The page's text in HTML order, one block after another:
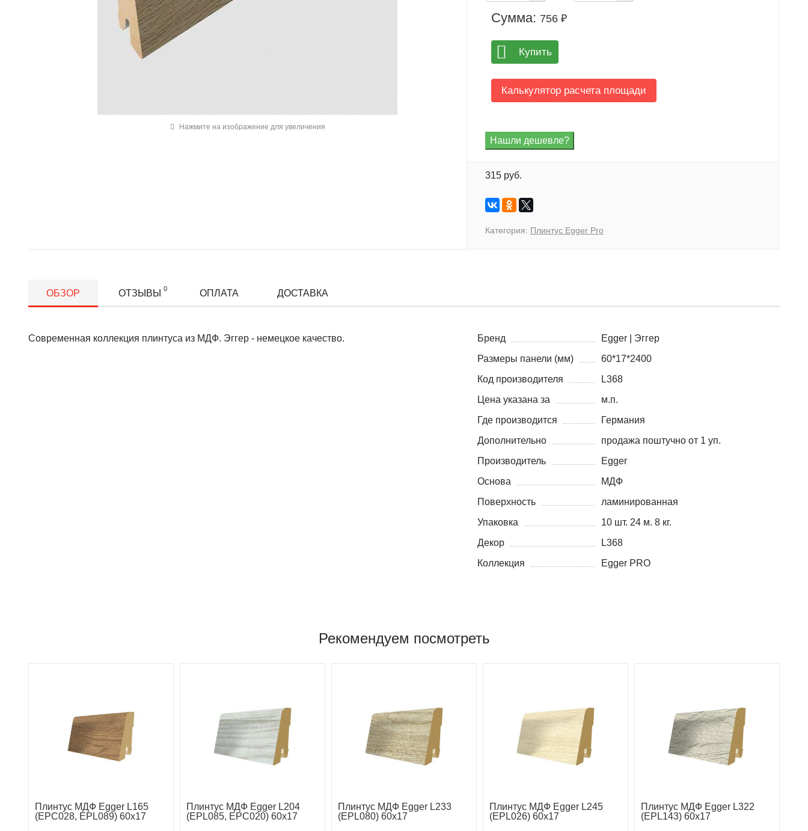
Нажмите на изображение для увеличения
Сумма: 756 ₽
Купить
Калькулятор расчета площади
315 руб.
Категория: Плинтус Egger Pro
ОБЗОР ОТЗЫВЫ 0 ОПЛАТА ДОСТАВКА
Современная коллекция плинтуса из МДФ. Эггер - немецкое качество. Бренд
Egger | Эггер
Размеры панели (мм)
60*17*2400
Код производителя
L368
Цена указана за
м.п.
Где производится
Германия
Дополнительно
продажа поштучно от 1 уп.
Производитель
Egger
Основа
МДФ
Поверхность
ламинированная
Упаковка
10 шт. 24 м. 8 кг.
Декор
L368
Коллекция
Egger PRO
Рекомендуем посмотреть
Плинтус МДФ Egger L165
(EPC028, EPL089) 60х17
Плинтус МДФ Egger L204
(EPL085, EPC020) 60х17
Плинтус МДФ Egger L233
(EPL080) 60х17
Плинтус МДФ Egger L245
(EPL026) 60х17
Плинтус МДФ Egger L322
(EPL143) 60х17